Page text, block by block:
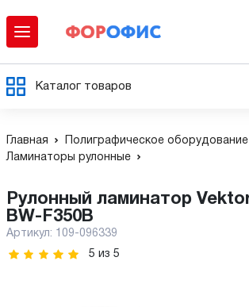
Каталог товаров
Главная
Полиграфическое оборудование
Ламинаторы рулонные
Рулонный ламинатор Vektor
BW-F350B
Артикул: 109-096339
5 из 5